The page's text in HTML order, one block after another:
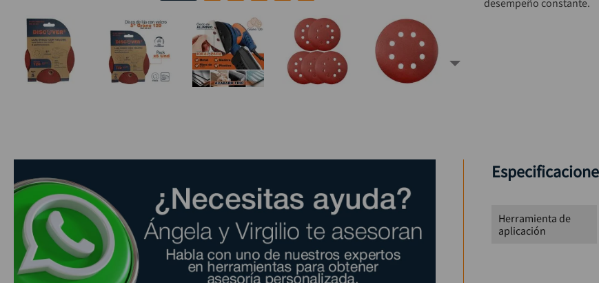
desempeño constante.
Herramienta de
aplicación